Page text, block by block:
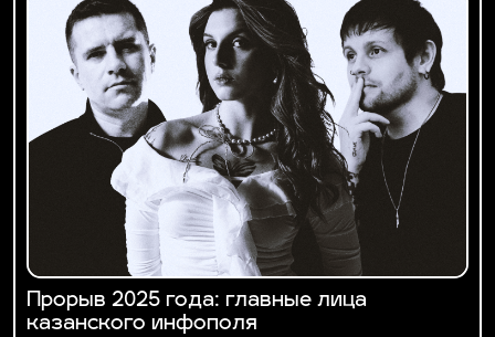
Прорыв 2025 года: главные лица
казанского инфополя